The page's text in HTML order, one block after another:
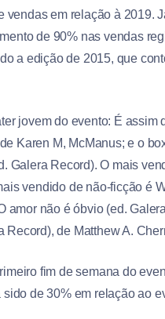
em relação à 2019.
de 90% nas vendas
a edição de 2015, que
jovem do evento: É assim
Karen M, McManus; e o
Galera Record). O mais
vendido de não-ficção é
amor não é óbvio (ed.
de Matthew A.
fim de semana do
de 30% em relação ao